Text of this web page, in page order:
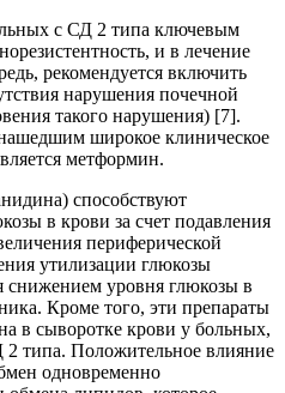
с СД 2 типа ключевым
и в лечение
рекомендуется включить
нарушения почечной
такого нарушения) [7].
широкое клиническое
метформин.
способствуют
в крови за счет подавления
периферической
утилизации глюкозы
снижением уровня глюкозы в
Кроме того, эти препараты
в сыворотке крови у больных,
типа. Положительное влияние
одновременно